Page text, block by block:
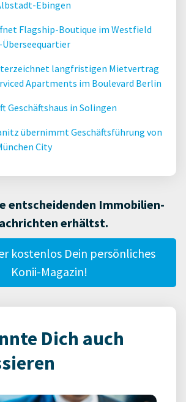
Ebingen
Flagship-Boutique im Westfield
langfristigen Mietvertrag
Apartments im Boulevard Berlin
Geschäftshaus in Solingen
übernimmt Geschäftsführung von
City
entscheidenden Immobilien-
erhältst.
kostenlos Dein persönliches
Konii-Magazin!
Dich auch